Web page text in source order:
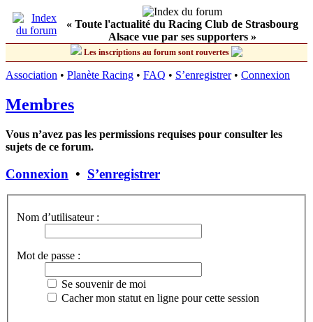
« Toute l'actualité du Racing Club de Strasbourg
Alsace vue par ses supporters »
Les inscriptions au forum sont rouvertes
Association • Planète Racing • FAQ • S’enregistrer• Connexion
Membres
Vous n’avez pas les permissions requises pour consulter les
sujets de ce forum.
Connexion • S’enregistrer
Nom d’utilisateur :
Mot de passe :
Se souvenir de moi
Cacher mon statut en ligne pour cette session